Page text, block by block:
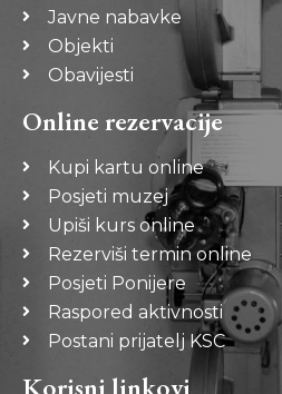
Javne nabavke
Objekti
Obavijesti
Online rezervacije
Kupi kartu online
Posjeti muzej
Upiši kurs online
Rezerviši termin online
Posjeti Ponijere
Raspored aktivnosti
Postani prijatelj KSC
Korisni linkovi